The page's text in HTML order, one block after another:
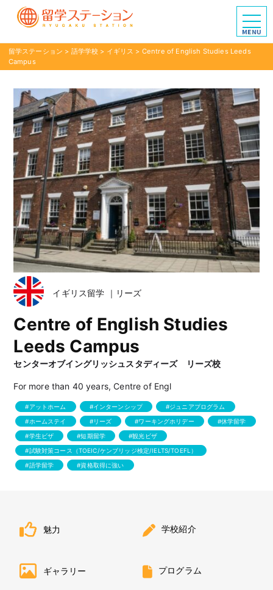
留学ステーション > 語学学校 > イギリス > Centre of English Studies Leeds
Campus
イギリス留学 ｜リーズ
Centre of English Studies
Leeds Campus
センターオブイングリッシュスタディーズ リーズ校
For more than 40 years, Centre of Engl
アットホーム インターンシップ
ジュニアプログラム
ホームステイ
リーズ ワーキングホリデー
休学留学
学生ビザ
短期留学
観光ビザ
試験対策コース（TOEIC/ケンブリッジ検定/IELTS/TOEFL）
語学留学
資格取得に強い
魅力 学校紹介
ギャラリー プログラム